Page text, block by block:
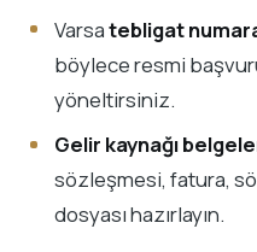
Varsatebligat
böylece resmi
yöneltirsiniz.
Gelir kaynağı
sözleşmesi, fatura,
dosyası hazırlayın.